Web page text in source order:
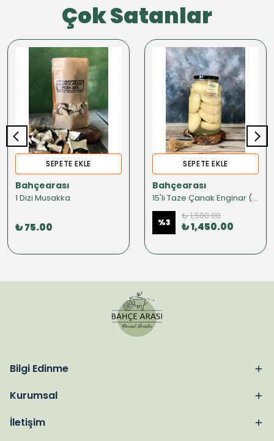
Çok Satanlar
SEPETE EKLE
Bahçearası
1 Dizi Musakka
₺ 75.00
SEPETE EKLE
Bahçearası
15'li Taze Çanak Enginar (KONSERVE)
%3
₺ 1,500.00
₺ 1,450.00
Bilgi Edinme
Kurumsal
İletişim